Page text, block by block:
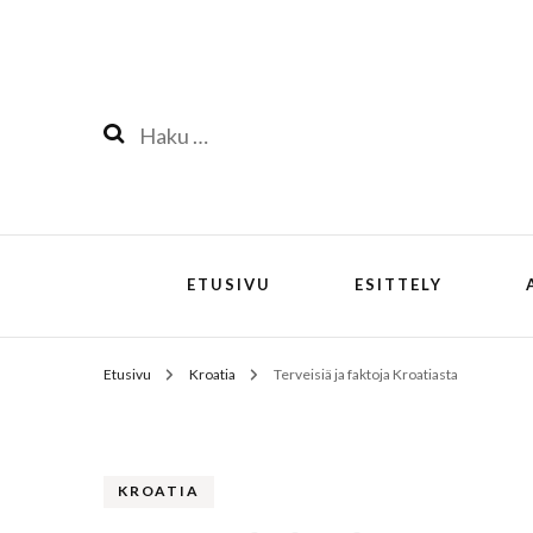
Haku:
ETUSIVU ESITTELY
Etusivu Kroatia Terveisiä ja faktoja Kroatiasta
KROATIA